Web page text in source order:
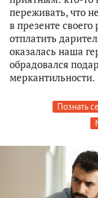
переживать, что
в презенте
отплатить
оказалась наша
обрадовался
меркантильности.
Познать